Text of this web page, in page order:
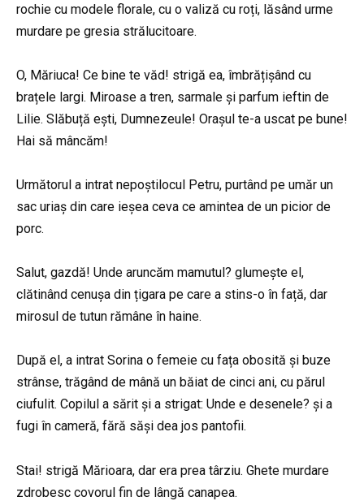
rochie cu modele florale, cu o valiză cu roți, lăsând urme
murdare pe gresia strălucitoare.
O, Măriuca! Ce bine te văd! strigă ea, îmbrățișând cu
brațele largi. Miroase a tren, sarmale și parfum ieftin de
Lilie. Slăbuță ești, Dumnezeule! Orașul te-a uscat pe bune!
Hai să mâncăm!
Următorul a intrat nepoștilocul Petru, purtând pe umăr un
sac uriaș din care ieșea ceva ce amintea de un picior de
porc.
Salut, gazdă! Unde aruncăm mamutul? glumește el,
clătinând cenușa din țigara pe care a stins-o în față, dar
mirosul de tutun rămâne în haine.
După el, a intrat Sorina o femeie cu fața obosită și buze
strânse, trăgând de mână un băiat de cinci ani, cu părul
ciufulit. Copilul a sărit și a strigat: Unde e desenele? și a
fugi în cameră, fără săși dea jos pantofii.
Stai! strigă Mărioara, dar era prea târziu. Ghete murdare
zdrobesc covorul fin de lângă canapea.